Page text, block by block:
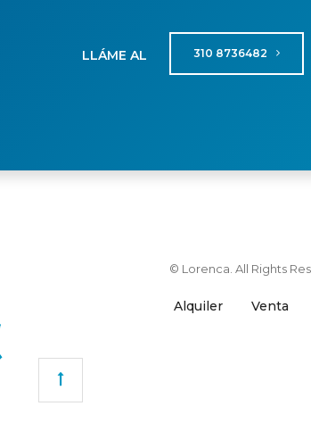
LLÁME AL 310 8736482
© Lorenca. All Rights
Alquiler Venta